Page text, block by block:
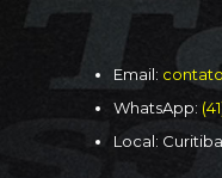
Email:
WhatsApp:
Local: